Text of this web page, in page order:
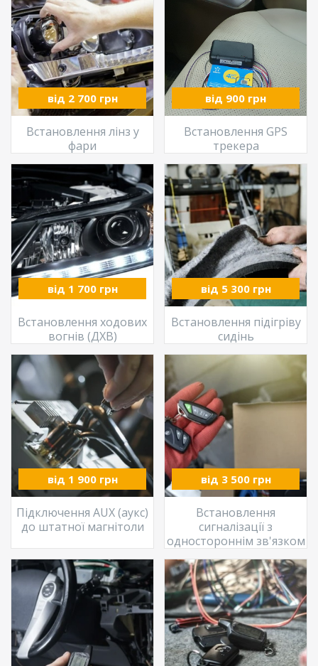
від 2 700 грн
Встановлення лінз у
фари
від 900 грн
Встановлення GPS
трекера
від 1 700 грн
Встановлення ходових
вогнів (ДХВ)
від 5 300 грн
Встановлення підігріву
сидінь
від 1 900 грн
Підключення AUX (аукс)
до штатної магнітоли
від 3 500 грн
Встановлення
сигналізації з
одностороннім зв'язком